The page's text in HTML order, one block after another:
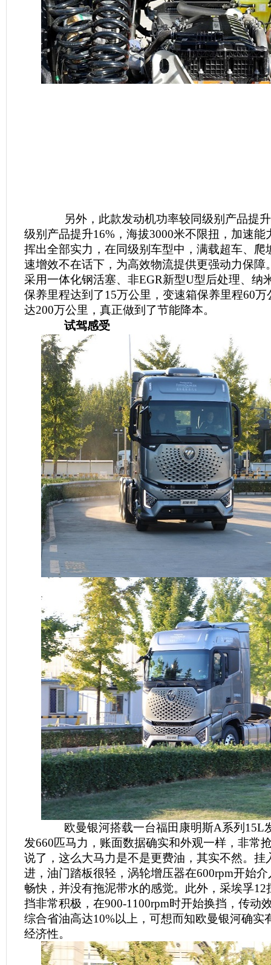
另外，此款发动机功率较同级别产品提升
级别产品提升16%，海拔3000米不限扭，加速能
挥出全部实力，在同级别车型中，满载超车、爬
速增效不在话下，为高效物流提供更强动力保障
采用一体化钢活塞、非EGR新型U型后处理、纳
保养里程达到了15万公里，变速箱保养里程60万
达200万公里，真正做到了节能降本。
试驾感受
欧曼银河搭载一台福田康明斯A系列15L
发660匹马力，账面数据确实和外观一样，非常
说了，这么大马力是不是更费油，其实不然。挂
进，油门踏板很轻，涡轮增压器在600rpm开始
畅快，并没有拖泥带水的感觉。此外，采埃孚
挡非常积极，在900-1100rpm时开始换挡，传动
综合省油高达10%以上，可想而知欧曼银河确实
经济性。